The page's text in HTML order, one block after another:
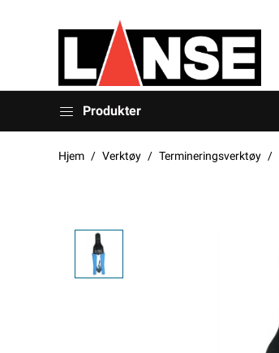
Produkter
Hjem Verktøy Termineringsverktøy